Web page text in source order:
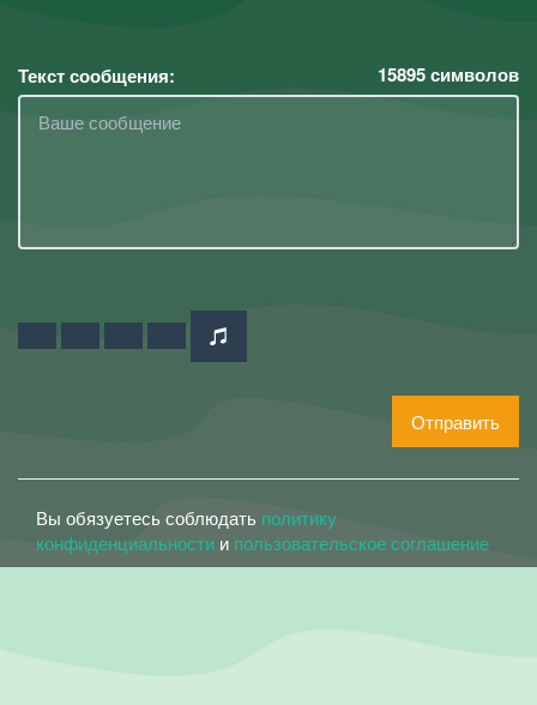
Текст сообщения: 15895символов
Отправить
Вы обязуетесь соблюдать политику
конфиденциальности и пользовательское соглашение